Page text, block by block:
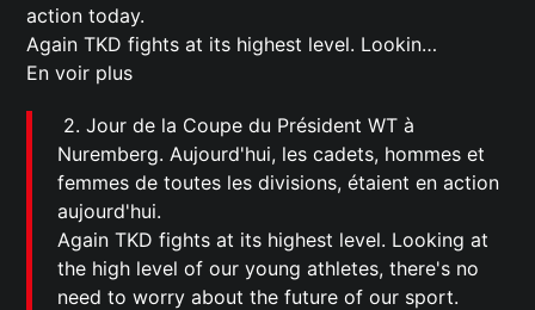
action today.
Again TKD fights at its highest level. Lookin…
En voir plus
2. Jour de la Coupe du Président WT à
Nuremberg. Aujourd'hui, les cadets, hommes et
femmes de toutes les divisions, étaient en action
aujourd'hui.
Again TKD fights at its highest level. Looking at
the high level of our young athletes, there's no
need to worry about the future of our sport.